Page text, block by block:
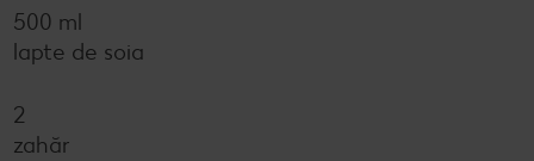
500 ml
lapte de soia
2
zahăr